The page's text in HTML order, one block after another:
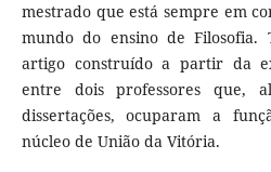
mestrado que está sempre em
mundo do ensino de
artigo construído a partir da
entre dois professores que,
dissertações, ocuparam a
núcleo de União da Vitória.